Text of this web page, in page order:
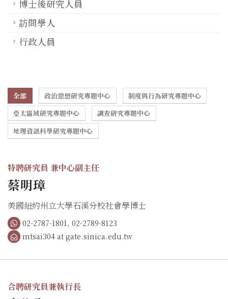
博士後研究人員
訪問學人
行政人員
全部 政治思想研究專題中心
制度與行為研究專題中心
亞太區域研究專題中心
調查研究專題中心
地理資訊科學研究專題中心
特聘研究員 兼中心副主任
蔡明璋
美國紐約州立大學石溪分校社會學博士
02-2787-1801, 02-2789-8123
mtsai304 at gate.sinica.edu.tw
合聘研究員兼執行長